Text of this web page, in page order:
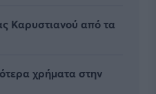
Καρυστιανού από τα
χρήματα στην